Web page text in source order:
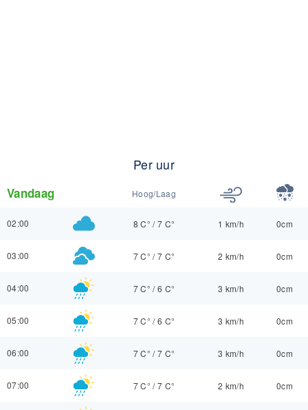
Per uur
Vandaag Hoog/Laag
02:00 8 C° /7 C° 1 km/h 0cm
03:00 7 C° /7 C° 2 km/h 0cm
04:00 7 C° /6 C° 3 km/h 0cm
05:00 7 C° /6 C° 3 km/h 0cm
06:00 7 C° /7 C° 3 km/h 0cm
07:00 7 C° /7 C° 2 km/h 0cm